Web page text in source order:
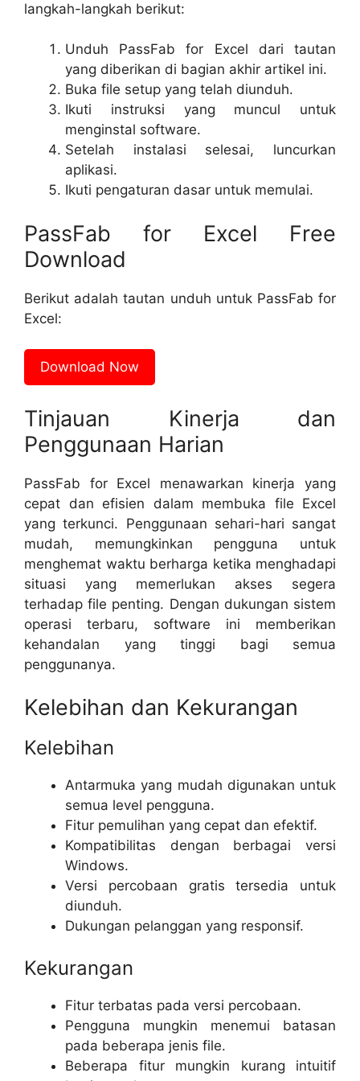
langkah-langkah berikut:
Unduh PassFab for Excel dari tautan
yang diberikan di bagian akhir artikel ini.
Buka file setup yang telah diunduh.
Ikuti instruksi yang muncul untuk
menginstal software.
Setelah instalasi selesai, luncurkan
aplikasi.
Ikuti pengaturan dasar untuk memulai.
PassFab for Excel Free
Download
Berikut adalah tautan unduh untuk PassFab for
Excel:
Download Now
Tinjauan Kinerja dan
Penggunaan Harian
PassFab for Excel menawarkan kinerja yang
cepat dan efisien dalam membuka file Excel
yang terkunci. Penggunaan sehari-hari sangat
mudah, memungkinkan pengguna untuk
menghemat waktu berharga ketika menghadapi
situasi yang memerlukan akses segera
terhadap file penting. Dengan dukungan sistem
operasi terbaru, software ini memberikan
kehandalan yang tinggi bagi semua
penggunanya.
Kelebihan dan Kekurangan
Kelebihan
Antarmuka yang mudah digunakan untuk
semua level pengguna.
Fitur pemulihan yang cepat dan efektif.
Kompatibilitas dengan berbagai versi
Windows.
Versi percobaan gratis tersedia untuk
diunduh.
Dukungan pelanggan yang responsif.
Kekurangan
Fitur terbatas pada versi percobaan.
Pengguna mungkin menemui batasan
pada beberapa jenis file.
Beberapa fitur mungkin kurang intuitif